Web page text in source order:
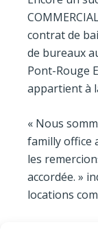
contrat de
de bureaux
Pont-Rouge
appartient à
« Nous
familly office
les
accordée. »
locations